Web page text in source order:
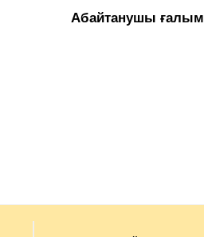
Абайтанушы ғалым